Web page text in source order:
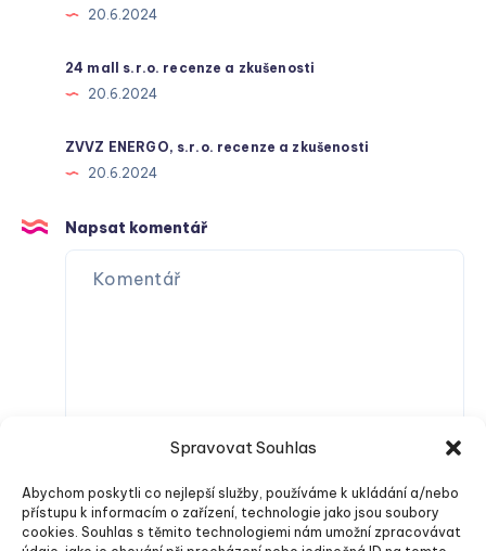
Spravovat Souhlas
Abychom poskytli co nejlepší služby, používáme k ukládání a/nebo
přístupu k informacím o zařízení, technologie jako jsou soubory
cookies. Souhlas s těmito technologiemi nám umožní zpracovávat
20.6.2024
24 mall s.r.o. recenze a zkušenosti
20.6.2024
ZVVZ ENERGO, s.r.o. recenze a zkušenosti
20.6.2024
Napsat komentář